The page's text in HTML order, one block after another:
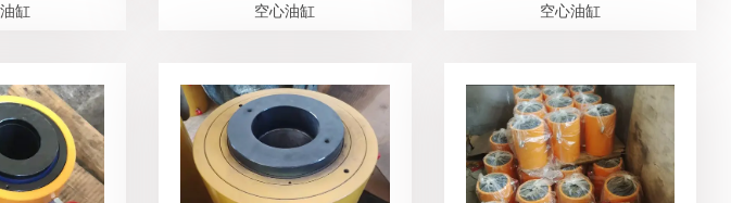
缸 空心油缸 空心油缸